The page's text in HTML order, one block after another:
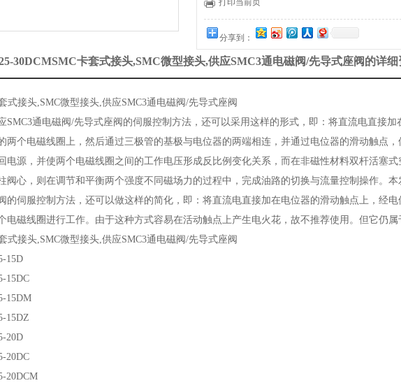
：www.6li.com
邮 箱：
打印当前页
分享到：
30DCMSMC卡套式接头,SMC微型接头,供应SMC3通电磁阀/先导式座阀的详细
式接头,SMC微型接头,供应SMC3通电磁阀/先导式座阀
通电磁阀/先导式座阀的伺服控制方法，还可以采用这样的形式，即：将直流电直接加
两个电磁线圈上，然后通过三极管的基极与电位器的两端相连，并通过电位器的滑动触点
电源，并使两个电磁线圈之间的工作电压形成反比例变化关系，而在非磁性材料双杆活塞
阀心，则在调节和平衡两个强度不同磁场力的过程中，完成油路的切换与流量控制操作。本
的伺服控制方法，还可以做这样的简化，即：将直流电直接加在电位器的滑动触点上，经电
电磁线圈进行工作。由于这种方式容易在活动触点上产生电火花，故不推荐使用。但它仍属
式接头,SMC微型接头,供应SMC3通电磁阀/先导式座阀
15D
15DC
15DM
15DZ
20D
20DC
20DCM